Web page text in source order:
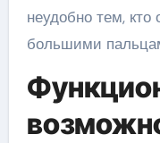
неудобно тем, кто
большими